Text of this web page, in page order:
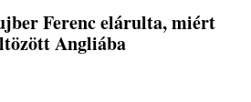
Ferenc elárulta, miért
Angliába